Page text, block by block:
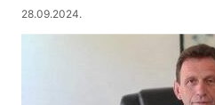
28.09.2024.